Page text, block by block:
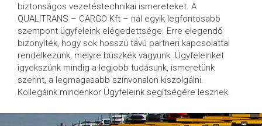
ÁRUSZÁLLÍTÁSBAN
biztonságos vezetéstechnikai ismereteket. A
QUALITRANS – CARGO Kft – nál egyik legfontosabb
szempont ügyfeleink elégedettsége. Erre elegendő
bizonyíték, hogy sok hosszú távú partneri kapcsolattal
rendelkezünk, melyre büszkék vagyunk. Ügyfeleinket
igyekszünk mindig a legjobb tudásunk, ismeretünk
szerint, a legmagasabb színvonalon kiszolgálni.
Kollegáink mindenkor Ügyfeleink segítségére lesznek.